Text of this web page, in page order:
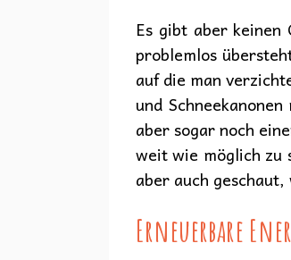
Es gibt aber
problemlos
auf die man
und
aber sogar noch
weit wie möglich zu
aber auch
Erneuerbare